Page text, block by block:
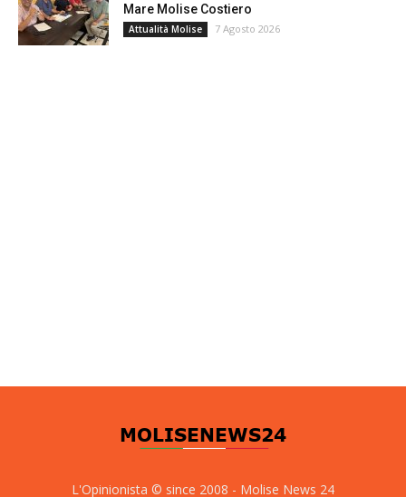
Mare Molise Costiero
Attualità Molise 7 Agosto 2026
L'Opinionista © since 2008 - Molise News 24